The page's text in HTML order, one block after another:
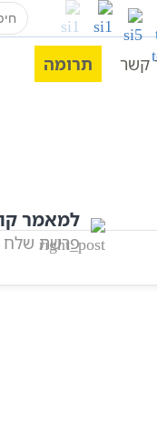
for:
קשר תרומה
תורה תנ"ך
למאמר
פרשת שלח